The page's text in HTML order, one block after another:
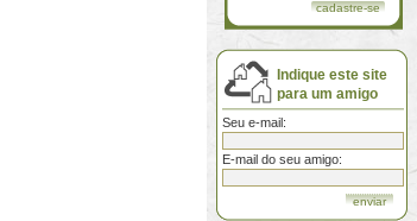
cadastre-se
Indique este site
para um amigo
Seu e-mail:
E-mail do seu amigo: